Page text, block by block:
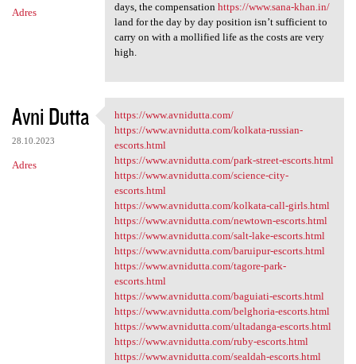
Adres
days, the compensation https://www.sana-khan.in/
land for the day by day position isn’t sufficient to
carry on with a mollified life as the costs are very
high.
Avni Dutta
28.10.2023
Adres
https://www.avnidutta.com/
https://www.avnidutta.com/
https://www.avnidutta.com/kolkata-russian-
escorts.html
https://www.avnidutta.com/park-street-escorts.html
https://www.avnidutta.com/science-city-
escorts.html
https://www.avnidutta.com/kolkata-call-girls.html
https://www.avnidutta.com/newtown-escorts.html
https://www.avnidutta.com/salt-lake-escorts.html
https://www.avnidutta.com/baruipur-escorts.html
https://www.avnidutta.com/tagore-park-
escorts.html
https://www.avnidutta.com/baguiati-escorts.html
https://www.avnidutta.com/belghoria-escorts.html
https://www.avnidutta.com/ultadanga-escorts.html
https://www.avnidutta.com/ruby-escorts.html
https://www.avnidutta.com/sealdah-escorts.html